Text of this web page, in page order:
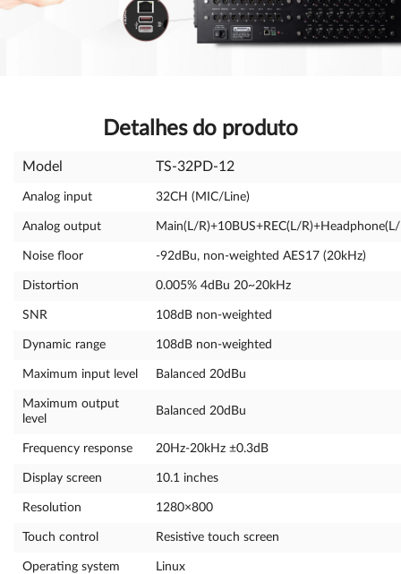
Detalhes do produto
Model TS-32PD-12
Analog input 32CH (MIC/Line)
Analog output Main(L/R)+10BUS+REC(L/
Noise floor -92dBu, non-weighted AES17 (20kHz)
Distortion 0.005% 4dBu 20~20kHz
SNR 108dB non-weighted
Dynamic range 108dB non-weighted
Maximum input level Balanced 20dBu
Maximum output
level
Balanced 20dBu
Frequency response 20Hz-20kHz ±0.3dB
Display screen 10.1 inches
Resolution 1280×800
Touch control Resistive touch screen
Operating system Linux